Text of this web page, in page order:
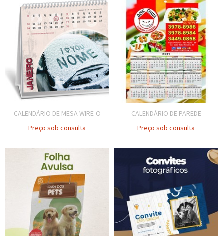
CALENDÁRIO DE MESA WIRE-O
Preço sob consulta
CALENDÁRIO DE PAREDE
Preço sob consulta